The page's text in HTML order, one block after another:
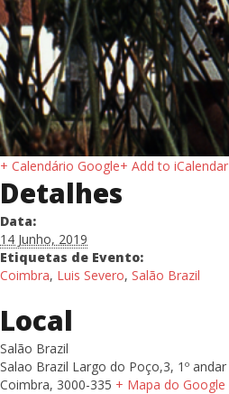
+ Calendário Google+ Add to iCalendar
Detalhes
Data:
14 Junho, 2019
Etiquetas de Evento:
Coimbra, Luis Severo, Salão Brazil
Local
Salão Brazil
Salao Brazil Largo do Poço,3, 1º andar
Coimbra, 3000-335 + Mapa do Google